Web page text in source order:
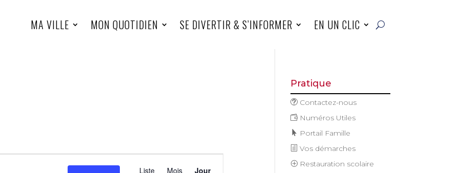
MA VILLE MON QUOTIDIEN SE DIVERTIR & S’INFORMER EN UN CLIC
Liste Mois Jour
Pratique
Contactez-nous
Numéros Utiles
Portail Famille
Vos démarches
Restauration scolaire